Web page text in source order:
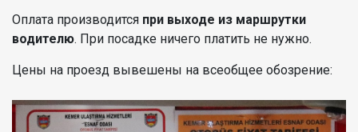
Оплата производится при выходе из маршрутки
водителю. При посадке ничего платить не нужно.
Цены на проезд вывешены на всеобщее обозрение: